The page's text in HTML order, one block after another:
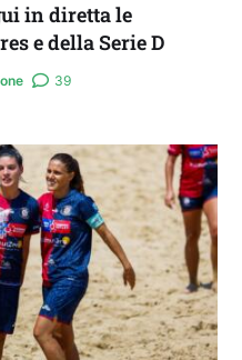
in diretta le
e della Serie D
39